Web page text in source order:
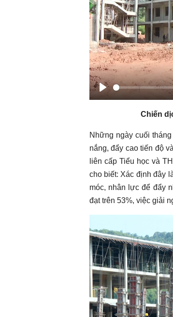
Play
Chiến
Những ngày cuối
nắng, đẩy cao tiến độ
liên cấp Tiểu học và
cho biết: Xác định đây
móc, nhân lực để đẩy
đạt trên 53%, việc giải